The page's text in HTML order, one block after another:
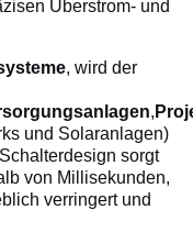
Überstrom- und
, wird der
,
und Solaranlagen)
sorgt
von Millisekunden,
verringert und